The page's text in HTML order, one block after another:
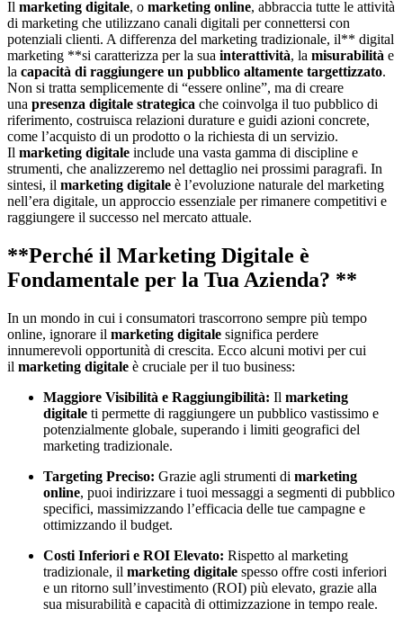
Il marketing digitale, o marketing online, abbraccia tutte le attività
di marketing che utilizzano canali digitali per connettersi con
potenziali clienti. A differenza del marketing tradizionale, il** digital
marketing **si caratterizza per la sua interattività, la misurabilità e
la capacità di raggiungere un pubblico altamente targettizzato.
Non si tratta semplicemente di “essere online”, ma di creare
una presenza digitale strategica che coinvolga il tuo pubblico di
riferimento, costruisca relazioni durature e guidi azioni concrete,
come l’acquisto di un prodotto o la richiesta di un servizio.
Il marketing digitale include una vasta gamma di discipline e
strumenti, che analizzeremo nel dettaglio nei prossimi paragrafi. In
sintesi, il marketing digitale è l’evoluzione naturale del marketing
nell’era digitale, un approccio essenziale per rimanere competitivi e
raggiungere il successo nel mercato attuale.
**Perché il Marketing Digitale è
Fondamentale per la Tua Azienda? **
In un mondo in cui i consumatori trascorrono sempre più tempo
online, ignorare il marketing digitale significa perdere
innumerevoli opportunità di crescita. Ecco alcuni motivi per cui
il marketing digitale è cruciale per il tuo business:
Maggiore Visibilità e Raggiungibilità: Il marketing
digitale ti permette di raggiungere un pubblico vastissimo e
potenzialmente globale, superando i limiti geografici del
marketing tradizionale.
Targeting Preciso: Grazie agli strumenti di marketing
online, puoi indirizzare i tuoi messaggi a segmenti di pubblico
specifici, massimizzando l’efficacia delle tue campagne e
ottimizzando il budget.
Costi Inferiori e ROI Elevato: Rispetto al marketing
tradizionale, il marketing digitale spesso offre costi inferiori
e un ritorno sull’investimento (ROI) più elevato, grazie alla
sua misurabilità e capacità di ottimizzazione in tempo reale.